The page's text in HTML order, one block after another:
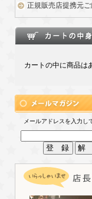
正規販売店提携元
カートの中に商品は
メールアドレスを入力し